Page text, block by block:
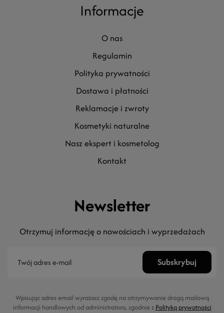
Informacje
o nas
regulamin
polityka prywatności
dostawa i płatności
reklamacje i zwroty
kosmetyki naturalne
nasz ekspert i kosmetolog
kontakt
Newsletter
Otrzymuj informację o nowościach i wyprzedażach
Wpisując adres email wyrażasz zgodę na otrzymywanie drogą mailową
informacji handlowych od administratora, zgodnie z Polityką prywatności